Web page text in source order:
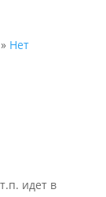
» Нет
идет в